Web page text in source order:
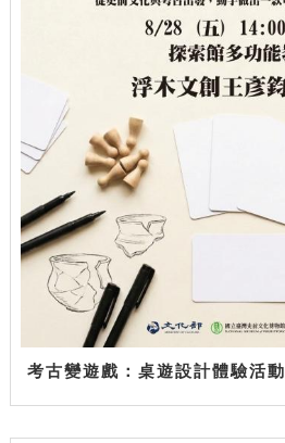
考古變遊戲：桌遊設計體驗活動